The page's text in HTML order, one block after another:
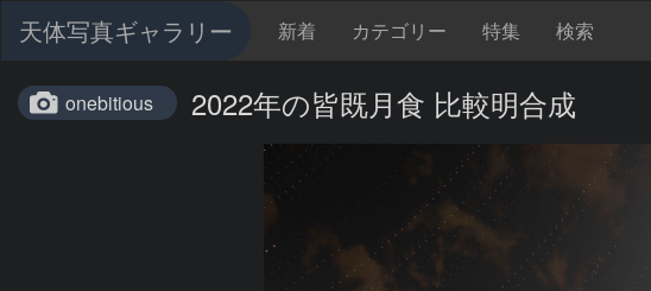
天体写真ギャラリー 新着 カテゴリー 特集 検索
onebitious 2022年の皆既月食 比較明合成